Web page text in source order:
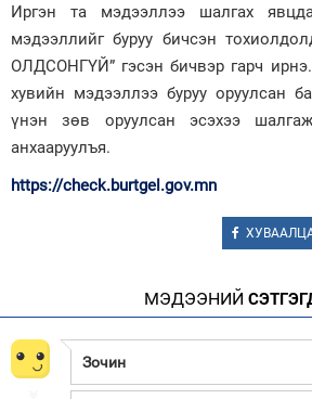
Иргэн та мэдээллээ шалгах
мэдээллийг буруу бичсэн
ОЛДСОНГҮЙ” гэсэн бичвэр гарч
хувийн мэдээллээ буруу оруулсан
үнэн зөв оруулсан эсэхээ
анхааруулъя.
https://check.burtgel.gov.mn
МЭДЭЭНИЙ